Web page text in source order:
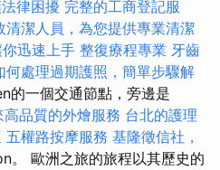
律困擾 完整的工商登記服
清潔人員，為您提供專業清潔
迅速上手 整復療程專業 牙齒
何處理過期護照，簡單步驟解
的一個交通節點，旁邊是
品質的外燴服務 台北的護理
五權路按摩服務 基隆徵信社，
。 歐洲之旅的旅程以其歷史的